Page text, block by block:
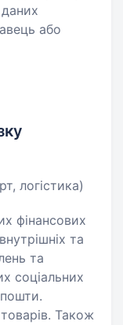
або
логістика)
фінансових
та
та
соціальних
Також